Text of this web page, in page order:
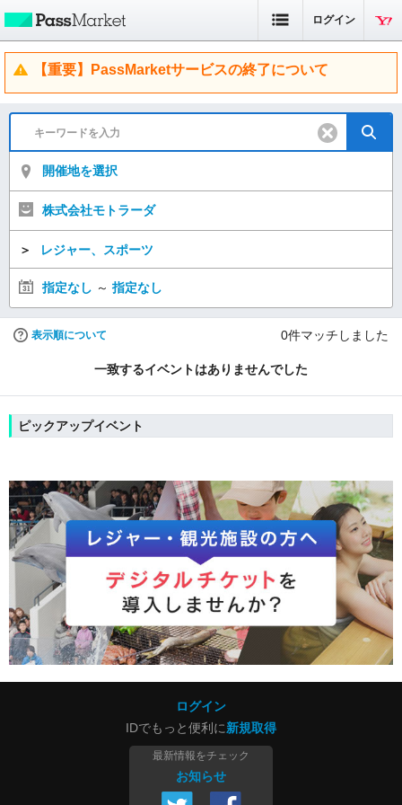
ログイン
【重要】PassMarketサービスの終了について
開催地を選択
株式会社モトラーダ
＞ レジャー、スポーツ
指定なし ～ 指定なし
表示順について 0件マッチしました
一致するイベントはありませんでした
ピックアップイベント
ログイン
IDでもっと便利に新規取得
最新情報をチェック
お知らせ